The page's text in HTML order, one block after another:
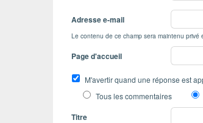
Adresse e-mail
Le contenu de ce champ sera maintenu privé
Page d'accueil
M'avertir quand une réponse est
Tous les commentaires
Titre